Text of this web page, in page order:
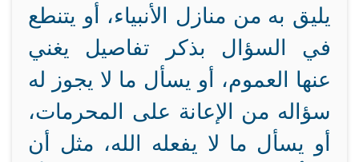
يليق به من منازل الأنبياء، أو يتنطع
في السؤال بذكر تفاصيل يغني
عنها العموم، أو يسأل ما لا يجوز له
سؤاله من الإعانة على المحرمات،
أو يسأل ما لا يفعله الله، مثل أن